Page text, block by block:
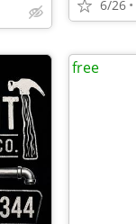
6/26
free